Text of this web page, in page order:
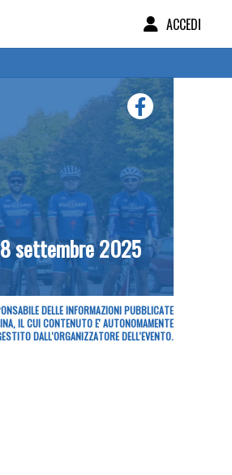
ACCEDI
settembre 2025
DELLE INFORMAZIONI PUBBLICATE
IL CUI CONTENUTO E' AUTONOMAMENTE
DALL'ORGANIZZATORE DELL'EVENTO.